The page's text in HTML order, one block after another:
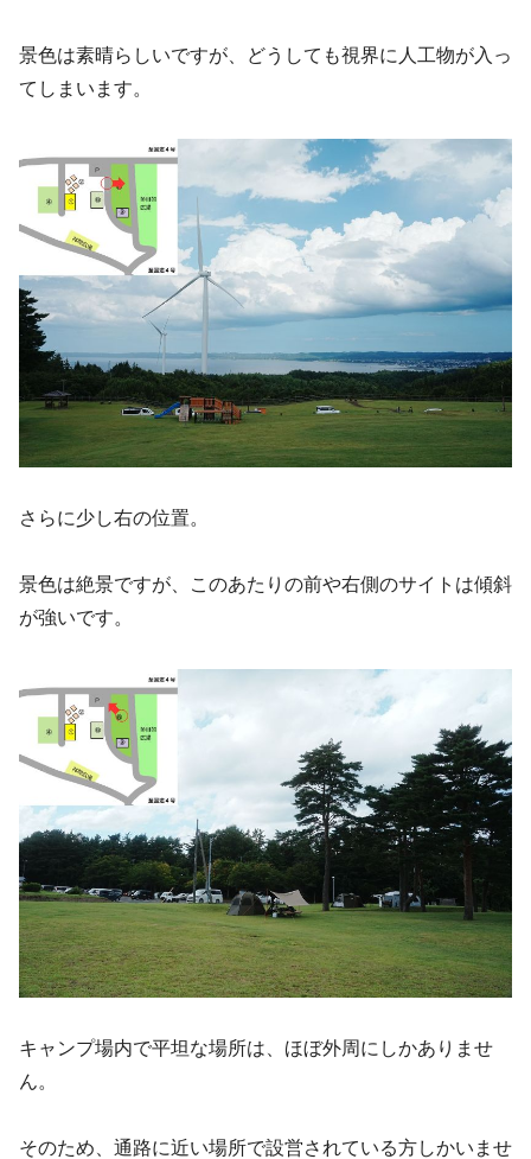
景色は素晴らしいですが、どうしても視界に人工物が入っ
てしまいます。
さらに少し右の位置。
景色は絶景ですが、このあたりの前や右側のサイトは傾斜
が強いです。
キャンプ場内で平坦な場所は、ほぼ外周にしかありませ
ん。
そのため、通路に近い場所で設営されている方しかいませ